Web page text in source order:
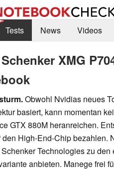
Tests
News Videos
XMG
Obwohl Nvidias neues
basiert, kann momentan
GTX 880M heranreichen.
den High-End-Chip bezahlen.
Technologies zu
anbieten. Manege frei